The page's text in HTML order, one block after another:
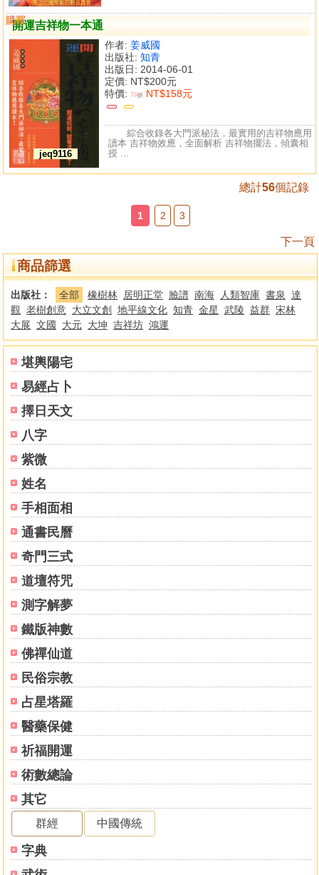
堪輿陽宅
易經占卜
擇日天文
八字
紫微
姓名
手相面相
通書民曆
奇門三式
道壇符咒
測字解夢
鐵版神數
佛禪仙道
民俗宗教
占星塔羅
醫藥保健
祈福開運
術數總論
其它
群經 中國傳統
字典
開運吉祥物一本通
jeq9116
作者: 姜威國
出版社: 知青
出版日: 2014-06-01
定價: NT$200元
特價: 79折 NT$158元
購買
比較
綜合收錄各大門派秘法，最實用的吉祥物應用
讀本 吉祥物效應，全面解析 吉祥物擺法，傾囊相
授 ...
總計56個記錄
1 2 3
下一頁
商品篩選
出版社： 全部 橡樹林 居明正堂 臉譜 南海 人類智庫 書泉
達
觀 老樹創意 大立文創 地平線文化 知青 金星 武陵 益群 宋林
大展 文國 大元 大坤 吉祥坊 鴻運